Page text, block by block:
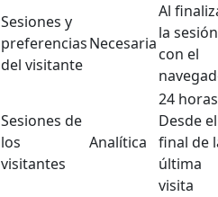
Sesiones y
preferencias
del visitante
Necesaria
Al
la sesión
con el
Sesiones de
los
visitantes
Analítica
24
Desde el
final de
última
visita